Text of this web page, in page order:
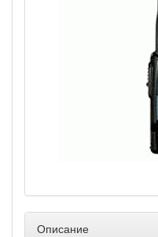
Описание